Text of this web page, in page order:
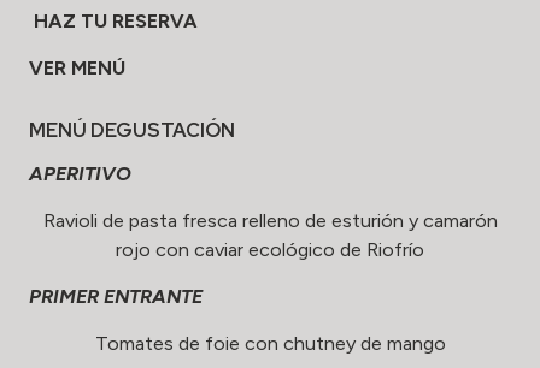
HAZ TU RESERVA
VER MENÚ
MENÚ DEGUSTACIÓN
APERITIVO
Ravioli de pasta fresca relleno de esturión y camarón
rojo con caviar ecológico de Riofrío
PRIMER ENTRANTE
Tomates de foie con chutney de mango